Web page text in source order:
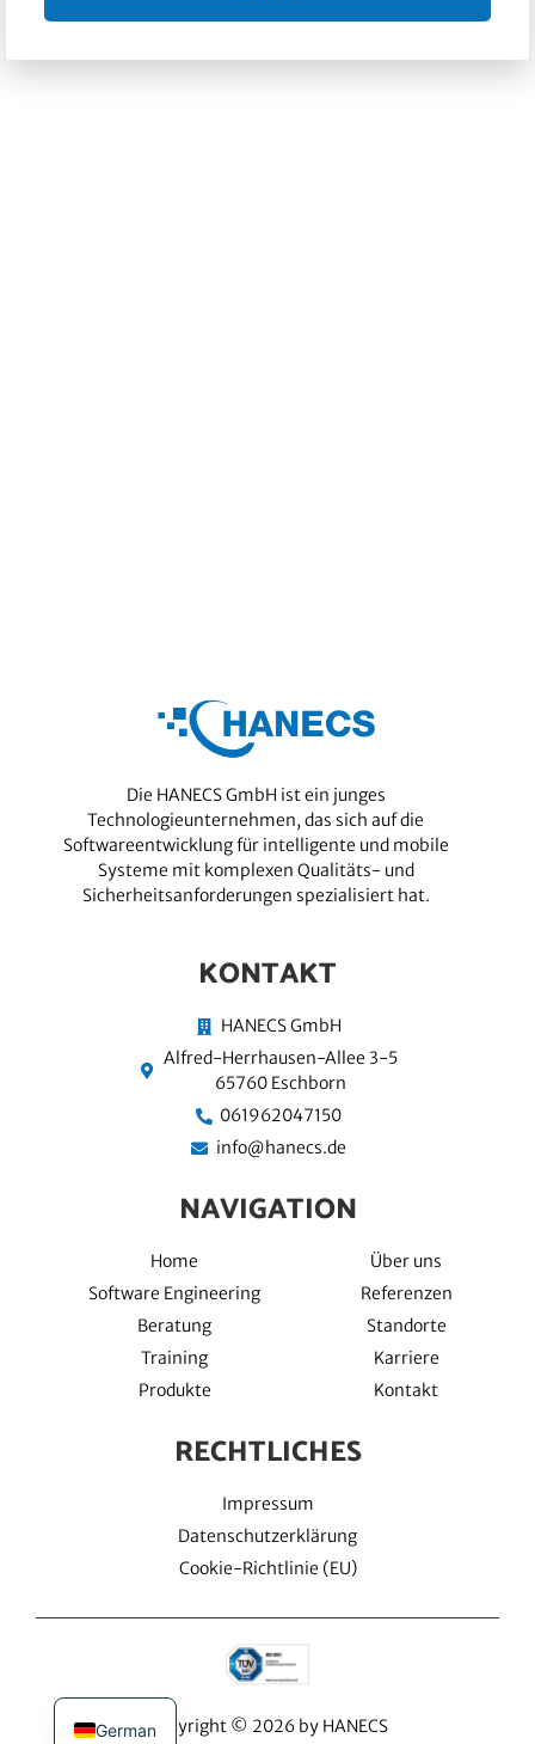
Die HANECS GmbH ist ein junges
Technologieunternehmen, das sich auf die
Softwareentwicklung für intelligente und mobile
Systeme mit komplexen Qualitäts- und
Sicherheitsanforderungen spezialisiert hat.
KONTAKT
HANECS GmbH
Alfred-Herrhausen-Allee 3-5
65760 Eschborn
061962047150
info@hanecs.de
NAVIGATION
Home
Software Engineering
Beratung
Training
Produkte
Über uns
Referenzen
Standorte
Karriere
Kontakt
RECHTLICHES
Impressum
Datenschutzerklärung
Cookie-Richtlinie (EU)
Copyright © 2026 by HANECS
German